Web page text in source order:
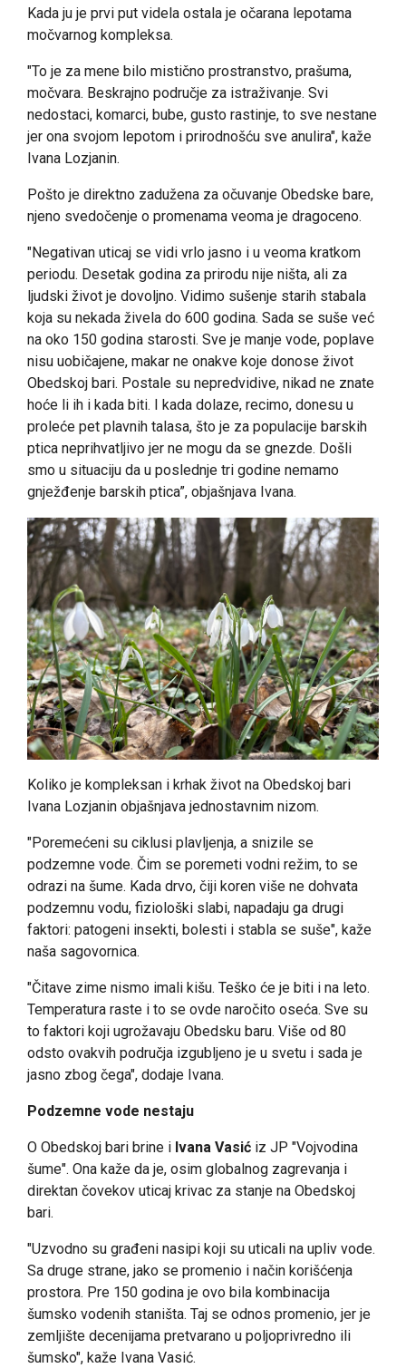
Kada ju je prvi put videla ostala je očarana lepotama
močvarnog kompleksa.
"To je za mene bilo mistično prostranstvo, prašuma,
močvara. Beskrajno područje za istraživanje. Svi
nedostaci, komarci, bube, gusto rastinje, to sve nestane
jer ona svojom lepotom i prirodnošću sve anulira", kaže
Ivana Lozjanin.
Pošto je direktno zadužena za očuvanje Obedske bare,
njeno svedočenje o promenama veoma je dragoceno.
"Negativan uticaj se vidi vrlo jasno i u veoma kratkom
periodu. Desetak godina za prirodu nije ništa, ali za
ljudski život je dovoljno. Vidimo sušenje starih stabala
koja su nekada živela do 600 godina. Sada se suše već
na oko 150 godina starosti. Sve je manje vode, poplave
nisu uobičajene, makar ne onakve koje donose život
Obedskoj bari. Postale su nepredvidive, nikad ne znate
hoće li ih i kada biti. I kada dolaze, recimo, donesu u
proleće pet plavnih talasa, što je za populacije barskih
ptica neprihvatljivo jer ne mogu da se gnezde. Došli
smo u situaciju da u poslednje tri godine nemamo
gnježđenje barskih ptica”, objašnjava Ivana.
Koliko je kompleksan i krhak život na Obedskoj bari
Ivana Lozjanin objašnjava jednostavnim nizom.
"Poremećeni su ciklusi plavljenja, a snizile se
podzemne vode. Čim se poremeti vodni režim, to se
odrazi na šume. Kada drvo, čiji koren više ne dohvata
podzemnu vodu, fiziološki slabi, napadaju ga drugi
faktori: patogeni insekti, bolesti i stabla se suše", kaže
naša sagovornica.
"Čitave zime nismo imali kišu. Teško će je biti i na leto.
Temperatura raste i to se ovde naročito oseća. Sve su
to faktori koji ugrožavaju Obedsku baru. Više od 80
odsto ovakvih područja izgubljeno je u svetu i sada je
jasno zbog čega", dodaje Ivana.
Podzemne vode nestaju
O Obedskoj bari brine i Ivana Vasić iz JP "Vojvodina
šume". Ona kaže da je, osim globalnog zagrevanja i
direktan čovekov uticaj krivac za stanje na Obedskoj
bari.
"Uzvodno su građeni nasipi koji su uticali na upliv vode.
Sa druge strane, jako se promenio i način korišćenja
prostora. Pre 150 godina je ovo bila kombinacija
šumsko vodenih staništa. Taj se odnos promenio, jer je
zemljište decenijama pretvarano u poljoprivredno ili
šumsko", kaže Ivana Vasić.